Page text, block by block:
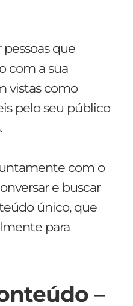
que
com a sua
vistas como
pelo seu público
com o
e buscar
único, que
para
–